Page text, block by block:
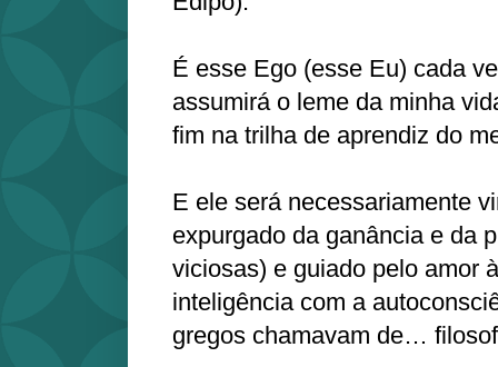
É esse Ego (esse Eu) cada
assumirá o leme da minha
fim na trilha de aprendiz do
E ele será necessariamente
expurgado da ganância e da
viciosas) e guiado pelo amor
inteligência com a
gregos chamavam de…